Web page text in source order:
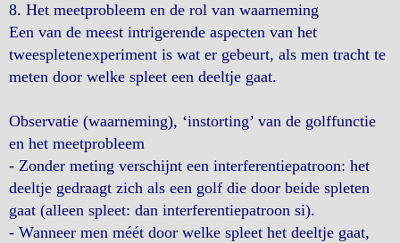
8. Het meetprobleem en de rol van waarneming
Een van de meest intrigerende aspecten van het
tweespletenexperiment is wat er gebeurt, als men tracht te
meten door welke spleet een deeltje gaat.
Observatie (waarneming), ‘instorting’ van de golf­functie
en het meetprobleem
- Zonder meting verschijnt een interferentiepatroon: het
deeltje gedraagt zich als een golf die door beide spleten
gaat (alleen spleet: dan interferentiepatroon si).
- Wanneer men méét door welke spleet het deeltje gaat,